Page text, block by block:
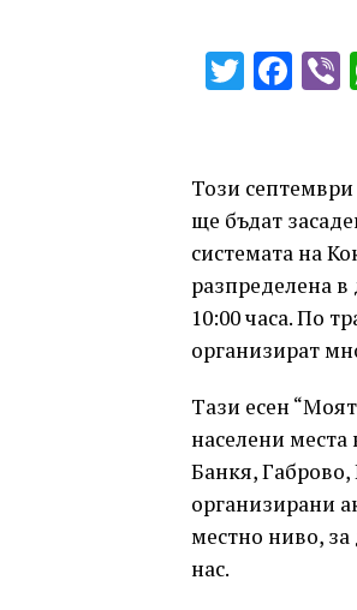
Този
ще бъдат
системата на
разпределена в
10:00 часа. По
организират
Tази есен
населени
Банкя,
организирани
местно ниво, за
нас.